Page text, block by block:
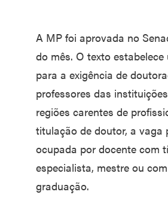
A MP foi aprovada no
do mês. O texto estabelece
para a exigência de
professores das
regiões carentes de
titulação de doutor, a vaga
ocupada por docente com
especialista, mestre ou
graduação.